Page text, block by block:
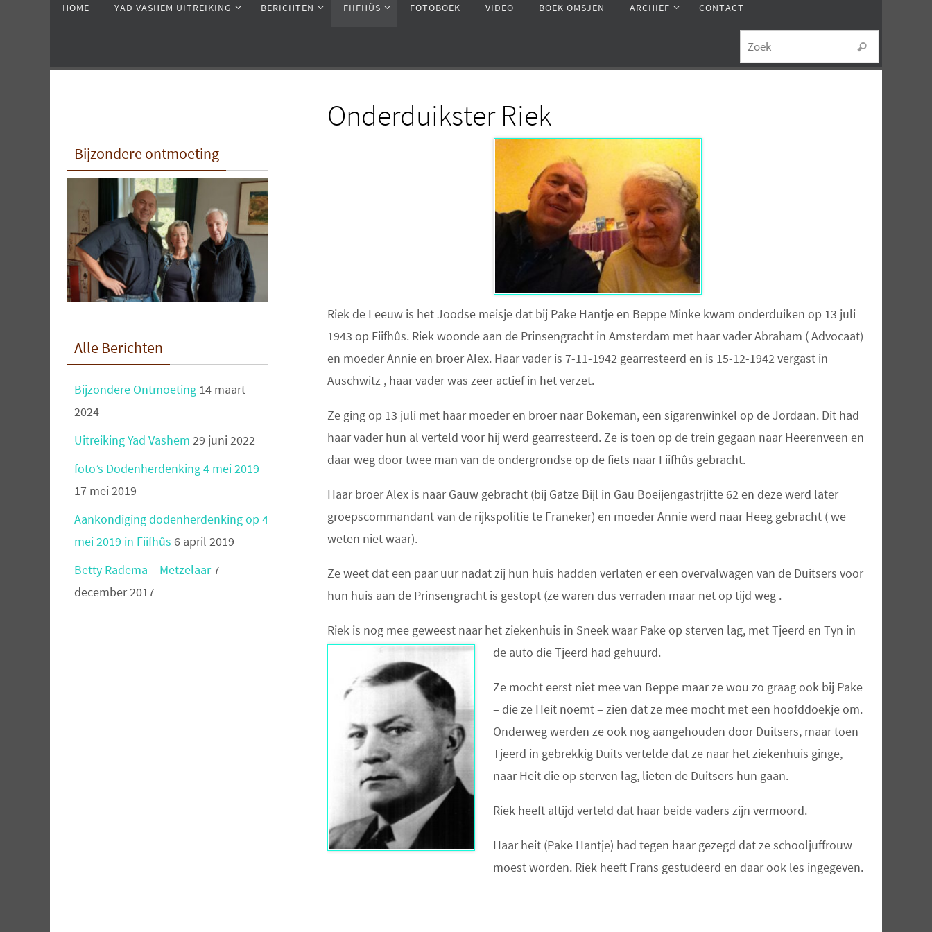
HOME YAD VASHEM UITREIKING BERICHTEN FIIFHÛS FOTOBOEK VIDEO BOEK OMSJEN ARCHIEF CONTACT
Zoek
Onderduikster Riek
Riek de Leeuw is het Joodse meisje dat bij Pake Hantje en Beppe Minke kwam onderduiken op 13 juli
1943 op Fiifhûs. Riek woonde aan de Prinsengracht in Amsterdam met haar vader Abraham ( Advocaat)
en moeder Annie en broer Alex. Haar vader is 7-11-1942 gearresteerd en is 15-12-1942 vergast in
Auschwitz , haar vader was zeer actief in het verzet.
Ze ging op 13 juli met haar moeder en broer naar Bokeman, een sigarenwinkel op de Jordaan. Dit had
haar vader hun al verteld voor hij werd gearresteerd. Ze is toen op de trein gegaan naar Heerenveen en
daar weg door twee man van de ondergrondse op de fiets naar Fiifhûs gebracht.
Haar broer Alex is naar Gauw gebracht (bij Gatze Bijl in Gau Boeijengastrjitte 62 en deze werd later
groepscommandant van de rijkspolitie te Franeker) en moeder Annie werd naar Heeg gebracht ( we
weten niet waar).
Ze weet dat een paar uur nadat zij hun huis hadden verlaten er een overvalwagen van de Duitsers voor
hun huis aan de Prinsengracht is gestopt (ze waren dus verraden maar net op tijd weg .
Riek is nog mee geweest naar het ziekenhuis in Sneek waar Pake op sterven lag, met Tjeerd en Tyn in
de auto die Tjeerd had gehuurd.
Ze mocht eerst niet mee van Beppe maar ze wou zo graag ook bij Pake
– die ze Heit noemt – zien dat ze mee mocht met een hoofddoekje om.
Onderweg werden ze ook nog aangehouden door Duitsers, maar toen
Tjeerd in gebrekkig Duits vertelde dat ze naar het ziekenhuis ginge,
naar Heit die op sterven lag, lieten de Duitsers hun gaan.
Riek heeft altijd verteld dat haar beide vaders zijn vermoord.
Haar heit (Pake Hantje) had tegen haar gezegd dat ze schooljuffrouw
moest worden. Riek heeft Frans gestudeerd en daar ook les ingegeven.
Bijzondere ontmoeting
Alle Berichten
Bijzondere Ontmoeting 14 maart
2024
Uitreiking Yad Vashem 29 juni 2022
foto’s Dodenherdenking 4 mei 2019
17 mei 2019
Aankondiging dodenherdenking op 4
mei 2019 in Fiifhûs 6 april 2019
Betty Radema – Metzelaar7
december 2017